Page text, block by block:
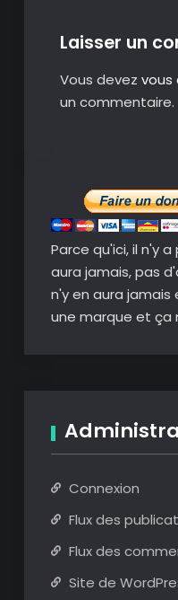
Laisser un
Vous devez vous
un commentaire.
Parce qu'ici, il n'y
aura jamais, pas
n'y en aura
une marque et ça
Connexion
Flux des
Flux des
Site de